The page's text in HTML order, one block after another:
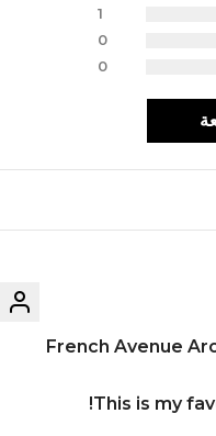
1
0
0
French Avenue
This is my